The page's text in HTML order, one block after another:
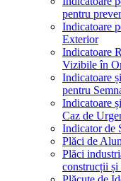
pentru
Indicatoare
Exterior
Indicatoare
Vizibile în
Indicatoare
pentru
Indicatoare
Caz de
Indicator de
Plăci de
Plăci
construcții și